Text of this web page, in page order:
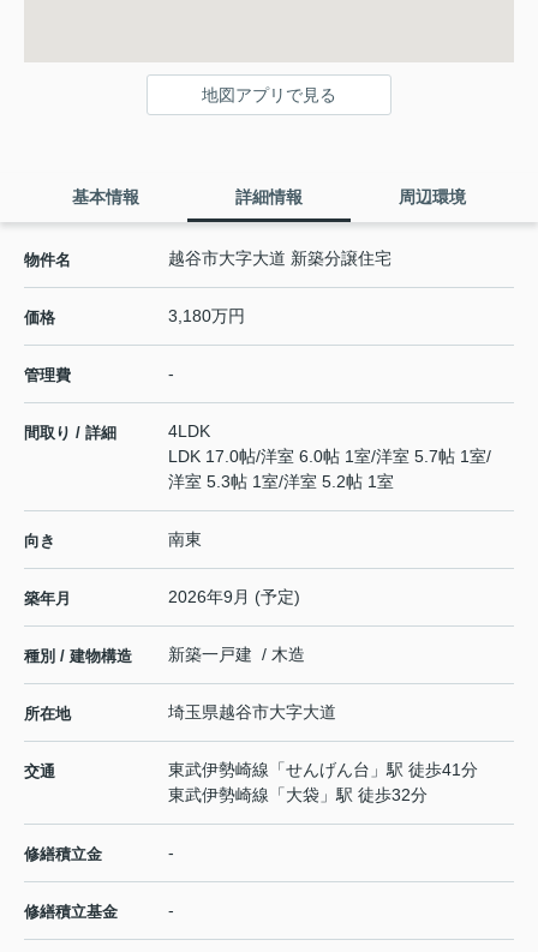
地図アプリで見る
基本情報 詳細情報 周辺環境
物件名 越谷市大字大道 新築分譲住宅
価格 3,180万円
管理費 -
間取り / 詳細
4LDK
LDK 17.0帖/洋室 6.0帖 1室/洋室 5.7帖 1室/
洋室 5.3帖 1室/洋室 5.2帖 1室
向き 南東
築年月 2026年9月 (予定)
種別 / 建物構造 新築一戸建 / 木造
所在地 埼玉県越谷市大字大道
交通 東武伊勢崎線 「せんげん台 」駅 徒歩41分
東武伊勢崎線 「大袋 」駅 徒歩32分
修繕積立金 -
修繕積立基金 -